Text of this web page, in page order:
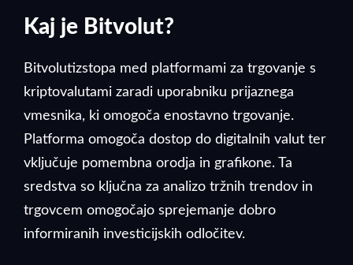
Kaj je Bitvolut?
Bitvolutizstopa med platformami za trgovanje s
kriptovalutami zaradi uporabniku prijaznega
vmesnika, ki omogoča enostavno trgovanje.
Platforma omogoča dostop do digitalnih valut ter
vključuje pomembna orodja in grafikone. Ta
sredstva so ključna za analizo tržnih trendov in
trgovcem omogočajo sprejemanje dobro
informiranih investicijskih odločitev.